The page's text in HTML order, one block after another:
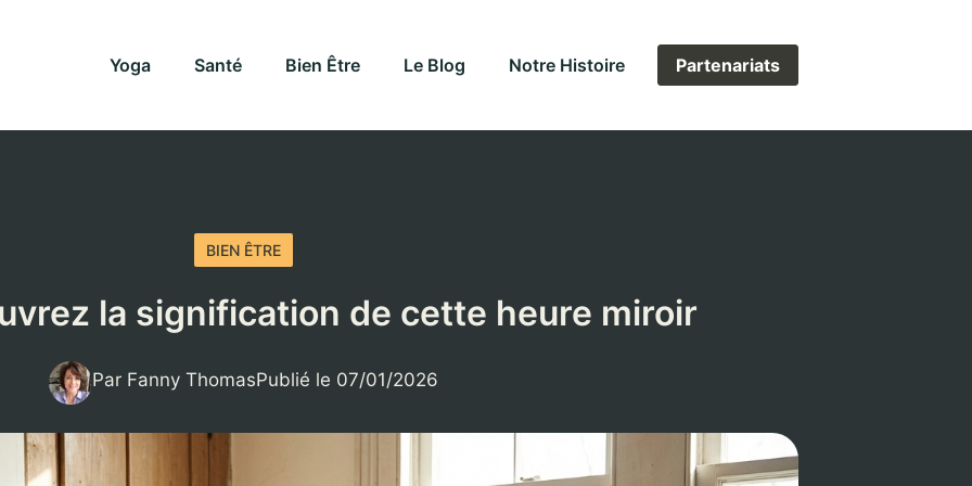
Yoga Santé Bien Être Le Blog Notre Histoire Partenariats
BIEN ÊTRE
la signification de cette heure miroir
Par Fanny ThomasPublié le 07/01/2026